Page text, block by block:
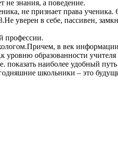
не знания, а поведение.
не признает права ученика.
уверен в себе, пассивен,
профессии.
в век информации,
образованности учителя
показать наиболее удобный
школьники – это